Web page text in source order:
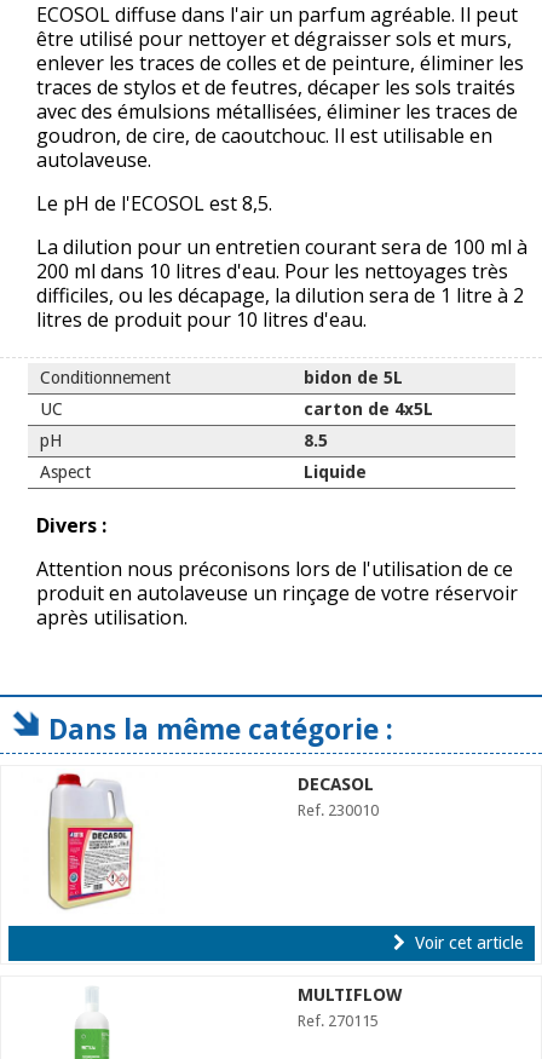
ECOSOL diffuse dans l'air un parfum agréable. Il peut
être utilisé pour nettoyer et dégraisser sols et murs,
enlever les traces de colles et de peinture, éliminer les
traces de stylos et de feutres, décaper les sols traités
avec des émulsions métallisées, éliminer les traces de
goudron, de cire, de caoutchouc. Il est utilisable en
autolaveuse.
Le pH de l'ECOSOL est 8,5.
La dilution pour un entretien courant sera de 100 ml à
200 ml dans 10 litres d'eau. Pour les nettoyages très
difficiles, ou les décapage, la dilution sera de 1 litre à 2
litres de produit pour 10 litres d'eau.
Conditionnement
bidon de 5L
UC
carton de 4x5L
pH
8.5
Aspect
Liquide
Divers :
Attention nous préconisons lors de l'utilisation de ce
produit en autolaveuse un rinçage de votre réservoir
après utilisation.
Dans la même catégorie :
DECASOL
Ref. 230010
Voir cet article
MULTIFLOW
Ref. 270115